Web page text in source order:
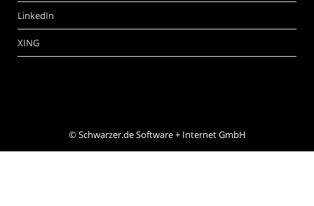
LinkedIn
XING
©Schwarzer.de Software + Internet GmbH